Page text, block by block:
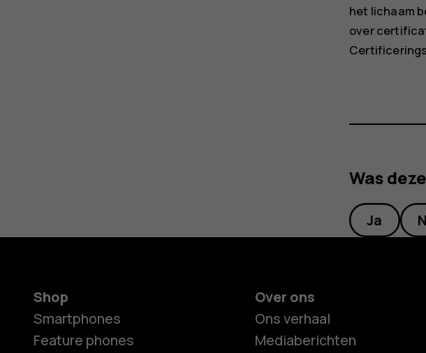
het lichaam
over
Was
Ja
Shop
Smartphones
Feature phones
Over ons
Ons verhaal
Mediaberichten